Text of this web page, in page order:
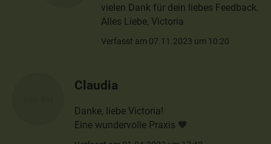
vielen Dank für dein liebes Feedback.
Alles Liebe, Victoria
Verfasst am 07.11.2023 um 10:20
Claudia
Danke, liebe Victoria!
Eine wundervolle Praxis 🧡